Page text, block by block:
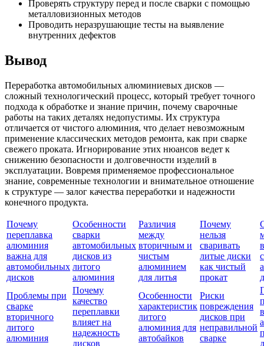
Проверять структуру перед и после сварки с помощью
металловизионных методов
Проводить неразрушающие тесты на выявление
внутренних дефектов
Вывод
Переработка автомобильных алюминиевых дисков —
сложный технологический процесс, который требует точного
подхода к обработке и знание причин, почему сварочные
работы на таких деталях недопустимы. Их структура
отличается от чистого алюминия, что делает невозможным
применение классических методов ремонта, как при сварке
свежего проката. Игнорирование этих нюансов ведет к
снижению безопасности и долговечности изделий в
эксплуатации. Вовремя применяемое профессиональное
знание, современные технологии и внимательное отношение
к структуре — залог качества переработки и надежности
конечного продукта.
Почему
переплавка
алюминия
важна для
автомобильных
дисков
Особенности
сварки
автомобильных
дисков из
литого
алюминия
Различия
между
вторичным и
чистым
алюминием
для литья
Почему
нельзя
сваривать
литые диски
как чистый
прокат
Проблемы при
сварке
вторичного
литого
алюминия
Почему
качество
переплавки
влияет на
надежность
дисков
Особенности
характеристик
литого
алюминия для
автобайков
Риски
повреждения
дисков при
неправильной
сварке